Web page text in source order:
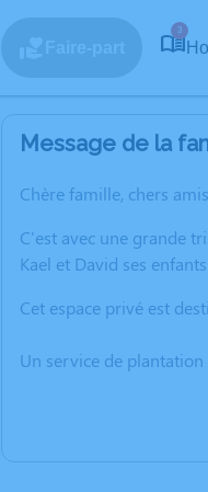
3
Message de la
Chère famille, chers
C'est avec une grande
Kael et David ses enfants
Cet espace privé est
Un service de